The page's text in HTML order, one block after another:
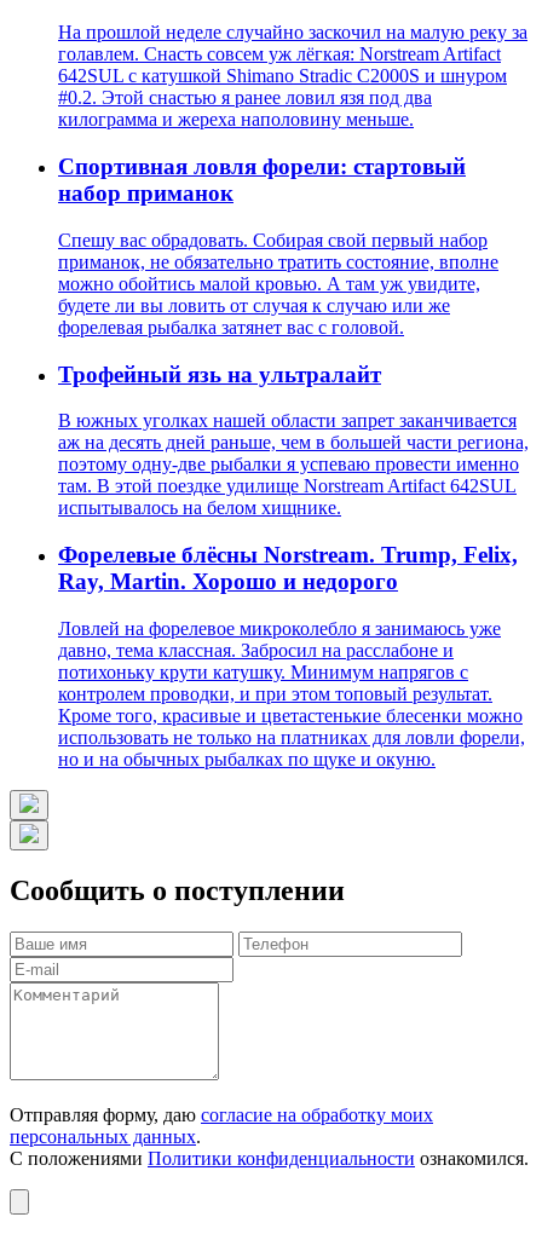
На прошлой неделе случайно заскочил на малую реку за
голавлем. Снасть совсем уж лёгкая: Norstream Artifact
642SUL с катушкой Shimano Stradic C2000S и шнуром
#0.2. Этой снастью я ранее ловил язя под два
килограмма и жереха наполовину меньше.
Спортивная ловля форели: стартовый
набор приманок
Спешу вас обрадовать. Собирая свой первый набор
приманок, не обязательно тратить состояние, вполне
можно обойтись малой кровью. А там уж увидите,
будете ли вы ловить от случая к случаю или же
форелевая рыбалка затянет вас с головой.
Трофейный язь на ультралайт
В южных уголках нашей области запрет заканчивается
аж на десять дней раньше, чем в большей части региона,
поэтому одну-две рыбалки я успеваю провести именно
там. В этой поездке удилище Norstream Artifact 642SUL
испытывалось на белом хищнике.
Форелевые блёсны Norstream. Trump, Felix,
Ray, Martin. Хорошо и недорого
Ловлей на форелевое микроколебло я занимаюсь уже
давно, тема классная. Забросил на расслабоне и
потихоньку крути катушку. Минимум напрягов с
контролем проводки, и при этом топовый результат.
Кроме того, красивые и цветастенькие блесенки можно
использовать не только на платниках для ловли форели,
но и на обычных рыбалках по щуке и окуню.
Сообщить о поступлении
Отправляя форму, даю согласие на обработку моих
персональных данных.
С положениями Политики конфиденциальности ознакомился.